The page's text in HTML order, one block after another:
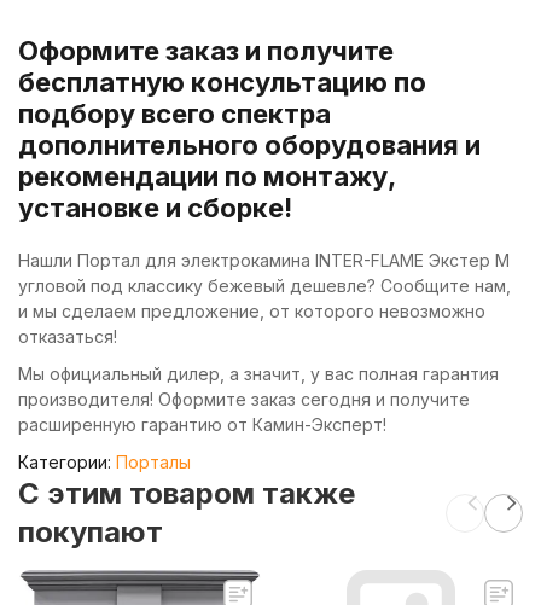
Оформите заказ и получите
бесплатную консультацию по
подбору всего спектра
дополнительного оборудования и
рекомендации по монтажу,
установке и сборке!
Нашли Портал для электрокамина INTER-FLAME Экстер М
угловой под классику бежевый дешевле? Сообщите нам,
и мы сделаем предложение, от которого невозможно
отказаться!
Мы официальный дилер, а значит, у вас полная гарантия
производителя! Оформите заказ сегодня и получите
расширенную гарантию от Камин-Эксперт!
Категории: Порталы
C этим товаром также
покупают